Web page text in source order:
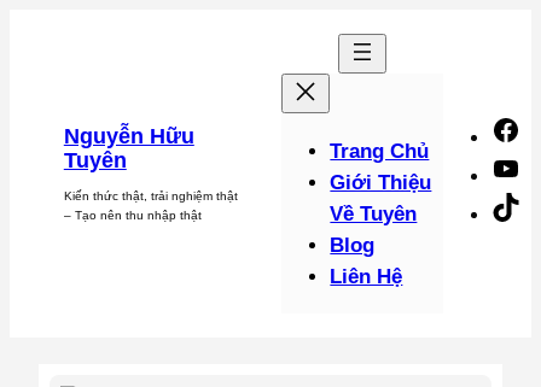
Nguyễn Hữu
Tuyên
Kiến thức thật, trải nghiệm thật
– Tạo nên thu nhập thật
Trang Chủ
Giới Thiệu
Về Tuyên
Blog
Liên Hệ